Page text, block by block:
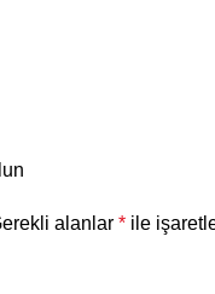
alanlar * ile